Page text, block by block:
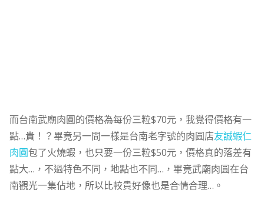
而台南武廟肉圓的價格為每份三粒$70元，我覺得價格有一
點…貴！？畢竟另一間一樣是台南老字號的肉圓店友誠蝦仁
肉圓包了火燒蝦，也只要一份三粒$50元，價格真的落差有
點大…，不過特色不同，地點也不同…，畢竟武廟肉圓在台
南觀光一集佔地，所以比較貴好像也是合情合理…。